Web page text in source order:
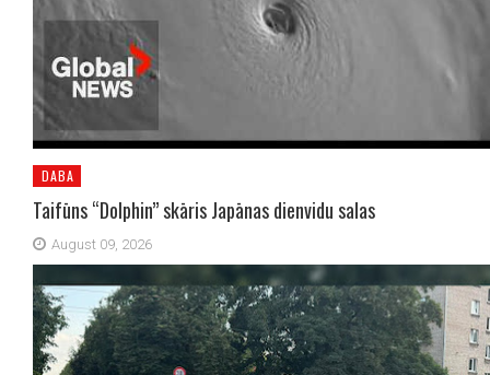
DABA
Taifūns “Dolphin” skāris Japānas dienvidu salas
August 09, 2026